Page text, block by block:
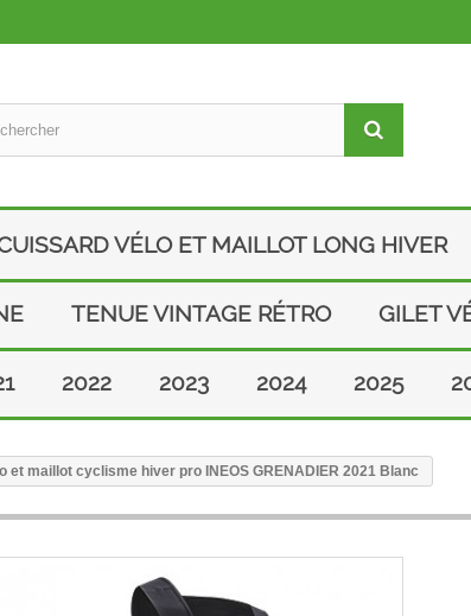
VÉLO ET MAILLOT LONG HIVER
TENUE VINTAGE RÉTRO GILET
2022 2023 2024 2025
et maillot cyclisme hiver pro INEOS GRENADIER 2021 Blanc